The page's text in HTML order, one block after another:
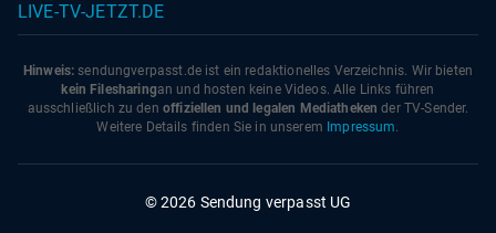
LIVE-TV-JETZT.DE
Hinweis: sendungverpasst.de ist ein redaktionelles Verzeichnis. Wir bieten
kein Filesharingan und hosten keine Videos. Alle Links führen
ausschließlich zu den offiziellen und legalen Mediatheken der TV-Sender.
Weitere Details finden Sie in unserem Impressum.
© 2026 Sendung verpasst UG